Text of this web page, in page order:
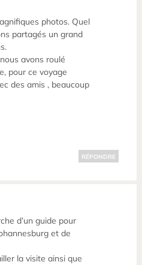
photos. Quel
partagés un grand
avons roulé
pour ce voyage
des amis , beaucoup
RÉPONDRE
d’un guide pour
et de
la visite ainsi que